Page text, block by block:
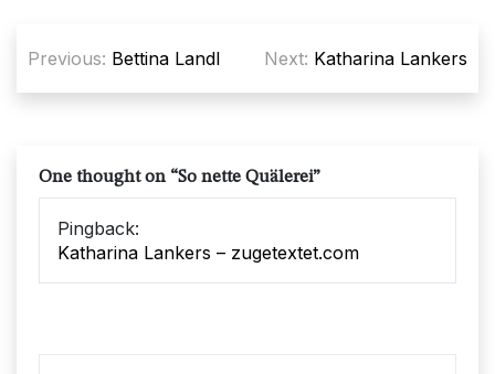
Previous: Bettina Landl Next: Katharina Lankers
One thought on “So nette Quälerei”
Pingback:
Katharina Lankers – zugetextet.com